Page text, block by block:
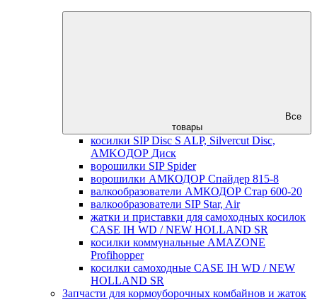
Все
товары
косилки SIP Disc S ALP, Silvercut Disc,
AMKOДОР Диск
ворошилки SIP Spider
ворошилки АМКОДОР Спайдер 815-8
валкообразователи АМКОДОР Стар 600-20
валкообразователи SIP Star, Air
жатки и приставки для самоходных косилок
CASE IH WD / NEW HOLLAND SR
косилки коммунальные AMAZONE
Profihopper
косилки самоходные CASE IH WD / NEW
HOLLAND SR
Запчасти для кормоуборочных комбайнов и жаток